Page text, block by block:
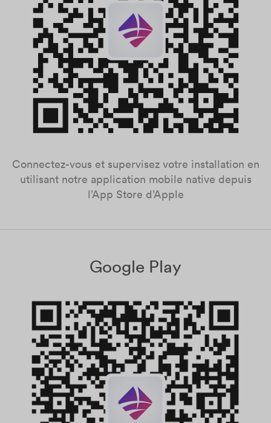
Connectez-vous et supervisez votre installation en
utilisant notre application mobile native depuis
l’App Store d’Apple
Google Play